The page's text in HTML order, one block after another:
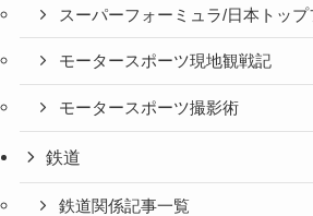
スーパーフォーミュラ/日本トップ
モータースポーツ現地観戦記
モータースポーツ撮影術
鉄道
鉄道関係記事一覧